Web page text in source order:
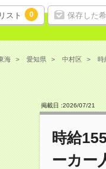
スト 0 保存した
海 愛知県 中村区 時
掲載日 :2026/07/21
時給
ーカー